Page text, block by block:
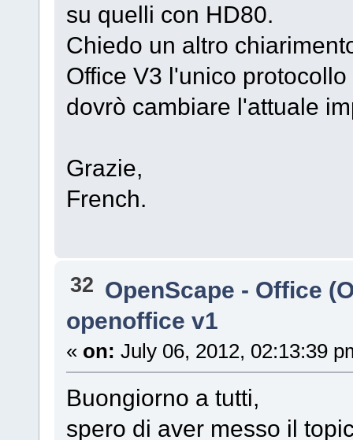
su quelli con HD80.
Chiedo un altro
Office V3 l'unico
dovrò cambiare l'attuale
Grazie,
French.
32 OpenScape - Office
openoffice v1
« on: July 06, 2012, 02:13:39
Buongiorno a tutti,
spero di aver messo il